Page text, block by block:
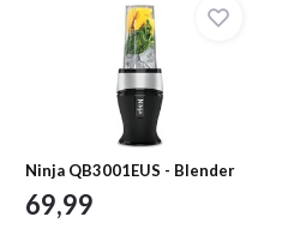
Ninja QB3001EUS - Blender
69,99